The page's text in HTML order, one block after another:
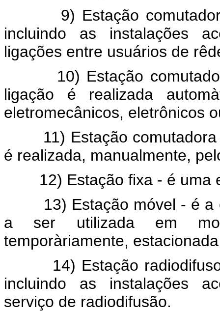
9) Estação comutadora
incluindo as instalações
ligações entre usuários de
10) Estação
ligação é realizada
eletromecânicos, eletrônicos
11) Estação comutadora
é realizada, manualmente,
12) Estação fixa - é uma
13) Estação móvel - é a
a ser utilizada em
temporàriamente,
14) Estação
incluindo as instalações
serviço de radiodifusão.